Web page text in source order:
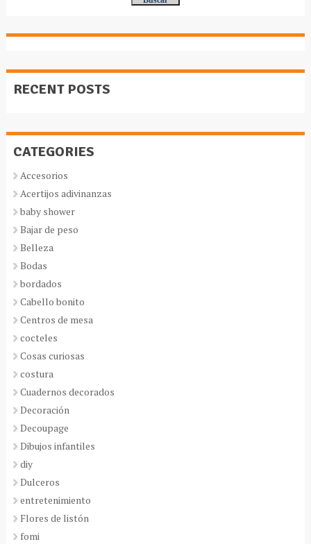
RECENT POSTS
CATEGORIES
Accesorios
Acertijos adivinanzas
baby shower
Bajar de peso
Belleza
Bodas
bordados
Cabello bonito
Centros de mesa
cocteles
Cosas curiosas
costura
Cuadernos decorados
Decoración
Decoupage
Dibujos infantiles
diy
Dulceros
entretenimiento
Flores de listón
fomi